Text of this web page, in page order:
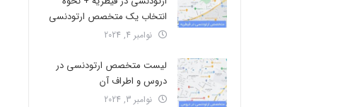
انتخاب یک متخصص ارتودنسی
نوامبر 4, 2024
لیست متخصص ارتودنسی در
دروس و اطراف آن
نوامبر 3, 2024